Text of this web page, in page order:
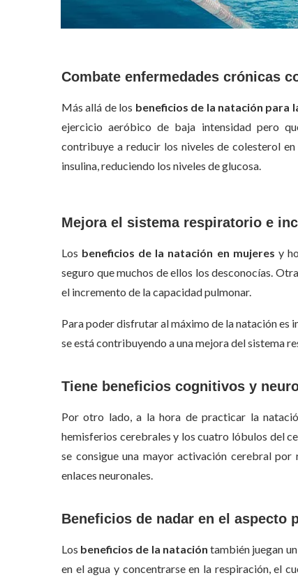
Combate enfermedades crónicas
Más allá de los beneficios de la natación para
ejercicio aeróbico de baja intensidad pero
contribuye a reducir los niveles de colesterol
insulina, reduciendo los niveles de glucosa.
Mejora el sistema respiratorio e
Los beneficios de la natación en mujeres y
seguro que muchos de ellos los desconocías.
el incremento de la capacidad pulmonar.
Para poder disfrutar al máximo de la natación es
se está contribuyendo a una mejora del sistema
Tiene beneficios cognitivos y
Por otro lado, a la hora de practicar la
hemisferios cerebrales y los cuatro lóbulos del
se consigue una mayor activación cerebral
enlaces neuronales.
Beneficios de nadar en el aspecto
Los beneficios de la natación también juegan
en el agua y concentrarse en la respiración, el